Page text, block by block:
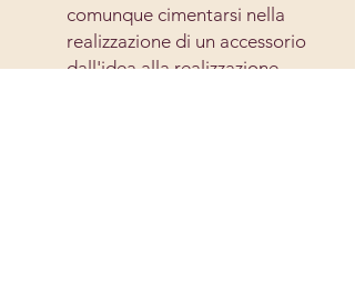
comunque cimentarsi nella
realizzazione di un accessorio
dall'idea alla realizzazione.